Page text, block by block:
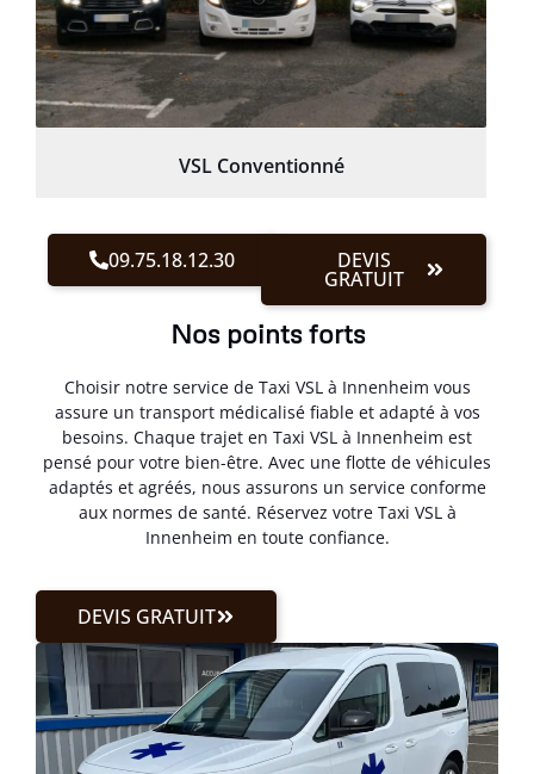
VSL Conventionné
09.75.18.12.30 DEVIS
GRATUIT
Nos points forts
Choisir notre service de Taxi VSL à Innenheim vous
assure un transport médicalisé fiable et adapté à vos
besoins. Chaque trajet en Taxi VSL à Innenheim est
pensé pour votre bien-être. Avec une flotte de véhicules
adaptés et agréés, nous assurons un service conforme
aux normes de santé. Réservez votre Taxi VSL à
Innenheim en toute confiance.
DEVIS GRATUIT